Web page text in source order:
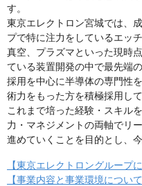
す。
東京エレクトロン宮城では、
プで特に注力をしているエッ
真空、プラズマといった現時
ている装置開発の中で最先端
採用を中心に半導体の専門性
術力をもった方を積極採用して
これまで培った経験・スキル
力・マネジメントの両軸でリ
進めていくことを目的とし、
【東京エレクトロングルー
【事業内容と事業環境につい